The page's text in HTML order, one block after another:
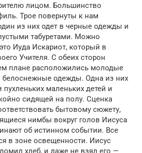
лицом. Большинство
Трое повернуты к нам
из них одет в черные одежды и
табуретами. Можно
Иуда Искариот, который в
Учителя. С обеих сторон
плане расположились молодые
одежды. Одна из них
маленьких детей и
сидящей на полу. Сценка
бытовому сюжету,
нимбы вокруг голов Иисуса
об истинном событии. Все
в зоне освещенности. Иисус
хлеб, и даже не взял его —